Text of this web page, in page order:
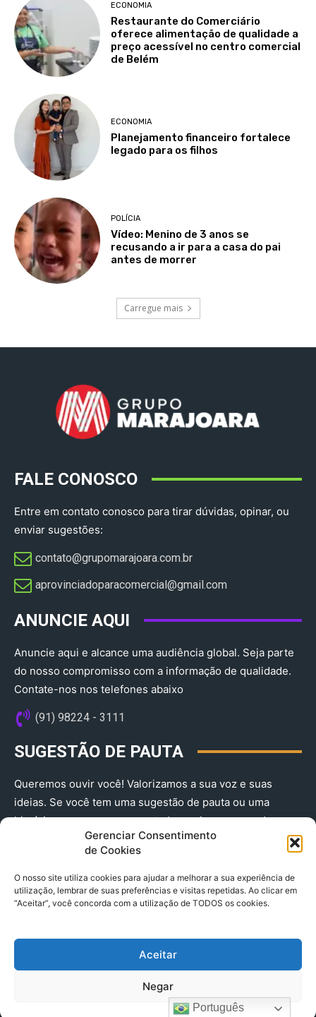
Gerenciar Consentimento
de Cookies
O nosso site utiliza cookies para ajudar a melhorar a sua experiência de
utilização, lembrar de suas preferências e visitas repetidas. Ao clicar em
“Aceitar”, você concorda com a utilização de TODOS os cookies.
Aceitar
Negar
ECONOMIA
Restaurante do Comerciário
oferece alimentação de qualidade a
preço acessível no centro comercial
de Belém
ECONOMIA
Planejamento financeiro fortalece
legado para os filhos
POLÍCIA
Vídeo: Menino de 3 anos se
recusando a ir para a casa do pai
antes de morrer
Carregue mais
FALE CONOSCO
Entre em contato conosco para tirar dúvidas, opinar, ou
enviar sugestões:
contato@grupomarajoara.com.br
aprovinciadoparacomercial@gmail.com​
ANUNCIE AQUI
Anuncie aqui e alcance uma audiência global. Seja parte
do nosso compromisso com a informação de qualidade.
Contate-nos nos telefones abaixo
(91) 98224 - 3111
SUGESTÃO DE PAUTA
Queremos ouvir você! Valorizamos a sua voz e suas
ideias. Se você tem uma sugestão de pauta ou uma
história que merece ser contada, envie-nos agora!
(91) 98224 - 3111
© 2025 A Província do Pará CNPJ: 04.901.141/0001-36 End .
Trav. Quintino Bocaiuva 2301, Ed. Rogério Fernandez – Sala
2701- Cremação – CEP 66045.315
Português